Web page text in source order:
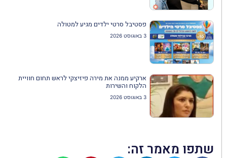
פסטיבל סרטי ילדים מגיע למטולה
3 באוגוסט 2026
ארקיע ממנה את מירה פיזיצקי לראש תחום חוויית
הלקוח והשירות
3 באוגוסט 2026
שתפו מאמר זה: